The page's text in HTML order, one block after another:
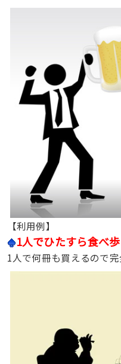
【利用例】
1人でひたすら食べ歩
1人で何冊も買えるので